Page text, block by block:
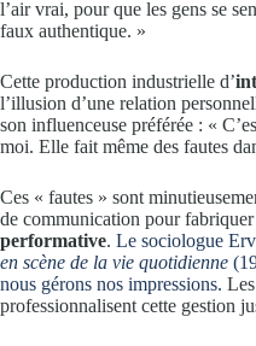
l’air vrai, pour que les gens se
faux authentique. »
Cette production industrielle d’
l’illusion d’une relation
son influenceuse préférée : «
moi. Elle fait même des fautes
Ces « fautes » sont
de communication pour fabriquer
performative. Le sociologue
en scène de la vie quotidienne
nous gérons nos impressions.
professionnalisent cette gestion